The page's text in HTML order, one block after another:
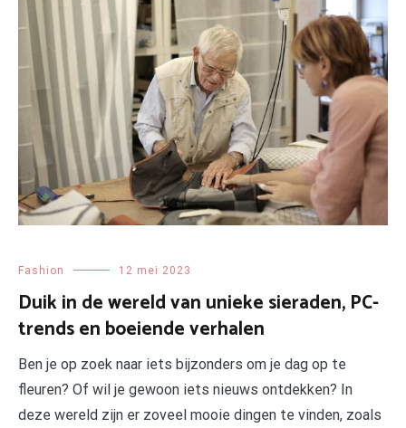
Fashion 12 mei 2023
Duik in de wereld van unieke sieraden, PC-
trends en boeiende verhalen
Ben je op zoek naar iets bijzonders om je dag op te
fleuren? Of wil je gewoon iets nieuws ontdekken? In
deze wereld zijn er zoveel mooie dingen te vinden, zoals